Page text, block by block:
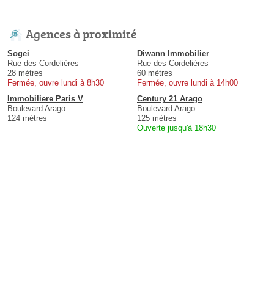
Agences à proximité
Sogei
Rue des Cordelières
28 mètres
Fermée, ouvre lundi à 8h30
Diwann Immobilier
Rue des Cordelières
60 mètres
Fermée, ouvre lundi à 14h00
Immobiliere Paris V
Boulevard Arago
124 mètres
Century 21 Arago
Boulevard Arago
125 mètres
Ouverte jusqu'à 18h30